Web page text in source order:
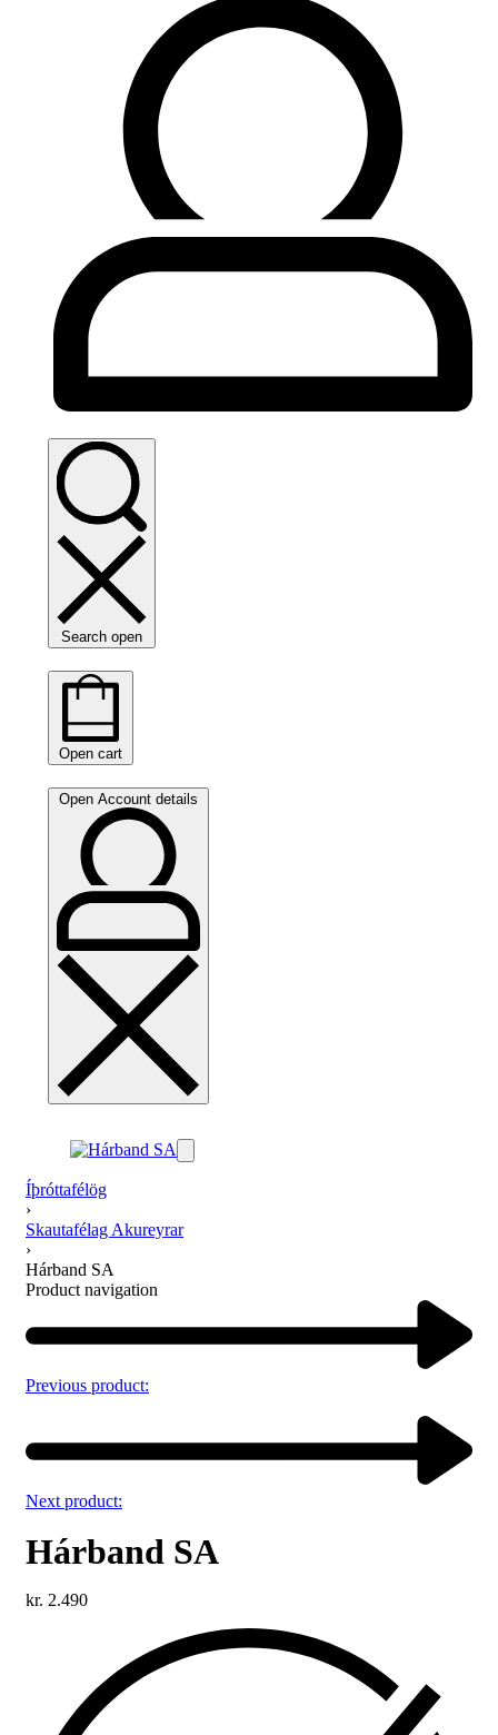
Search open
Open cart
Open Account details
Íþróttafélög
›
Skautafélag Akureyrar
›
Hárband SA
Product navigation
Previous product:
Next product:
Hárband SA
kr. 2.490